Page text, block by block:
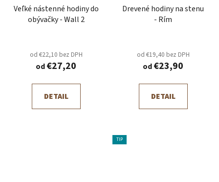
Veľké nástenné hodiny do
obývačky - Wall 2
od €22,10 bez DPH
od€27,20
DETAIL
Drevené hodiny na stenu
- Rím
od €19,40 bez DPH
od€23,90
DETAIL
TIP